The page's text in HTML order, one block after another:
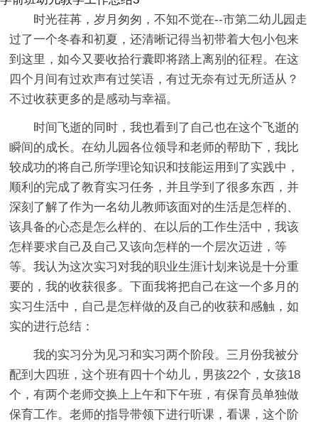
时光荏苒，岁月匆匆，不知不觉在--市第二幼儿园走
过了一个冬春和初夏，还清晰记得当初带着大包小包来
到这里，如今又要收拾行囊即将踏上离别的征程。在这
四个月间有过欢声有过笑语，有过无奈有过无所适从？
不过收获更多的是感动与幸福。
时间飞逝的同时，我也看到了自己也在这个飞逝的
瞬间的成长。在幼儿园各位领导和老师的帮助下，我比
较成功的将自己所学理论知识和技能运用到了实践中，
顺利的完成了教育实习任务，并且学到了很多东西，并
深刻了解了作为一名幼儿教师该面对的生活是怎样的、
该具备的心态是怎么样的、在以后的工作生活中，我该
怎样要求自己及自己又该向怎样的一个层次迈进，等
等。我认为这次实习对我的职业生涯计划来说是十分重
要的，我的收获很多。下面我将把自己在这一个多月的
实习生活中，自己是怎样做的及自己的收获和感触，如
实的进行总结：
我的实习分为见习和实习两个阶段。三月份我被分
配到大四班，这个班有四十个幼儿，男孩22个，女孩18
个，有两个老师交换上上午和下午班，有保育员单独做
保育工作。老师的指导带领下进行听课，看课，这个阶